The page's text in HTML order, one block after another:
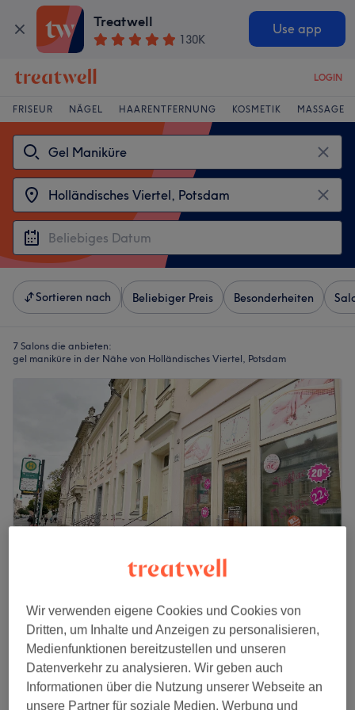
Treatwell
130K
Use app
LOGIN
FRISEUR NÄGEL HAARENTFERNUNG KOSMETIK MASSAGE
Sortieren nach Beliebiger Preis Besonderheiten
7 Salons die anbieten:
gel maniküre in der Nähe von Holländisches Viertel, Potsdam
H Nails Potsdam
4,7
432 Bewertungen
Innenstadt, Potsdam
Auf Karte anzeigen
Shellack
30 Min. - 50 Min.
Schnellansicht Saloninfos
Wir verwenden eigene Cookies und Cookies von
Dritten, um Inhalte und Anzeigen zu personalisieren,
Medienfunktionen bereitzustellen und unseren
Datenverkehr zu analysieren. Wir geben auch
Informationen über die Nutzung unserer Webseite an
unsere Partner für soziale Medien, Werbung und